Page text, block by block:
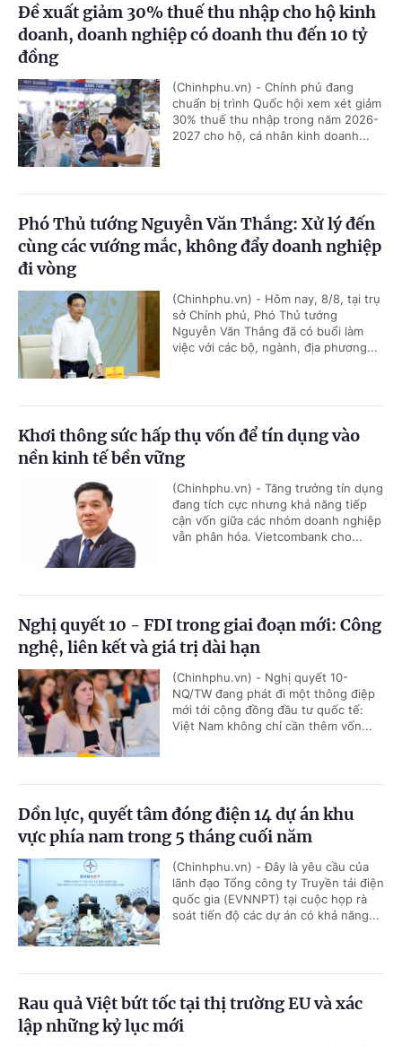
Đề xuất giảm 30% thuế thu nhập cho hộ kinh
doanh, doanh nghiệp có doanh thu đến 10 tỷ
đồng
(Chinhphu.vn) - Chính phủ đang
chuẩn bị trình Quốc hội xem xét giảm
30% thuế thu nhập trong năm 2026-
2027 cho hộ, cá nhân kinh doanh...
Phó Thủ tướng Nguyễn Văn Thắng: Xử lý đến
cùng các vướng mắc, không đẩy doanh nghiệp
đi vòng
(Chinhphu.vn) - Hôm nay, 8/8, tại trụ
sở Chính phủ, Phó Thủ tướng
Nguyễn Văn Thắng đã có buổi làm
việc với các bộ, ngành, địa phương...
Khơi thông sức hấp thụ vốn để tín dụng vào
nền kinh tế bền vững
(Chinhphu.vn) - Tăng trưởng tín dụng
đang tích cực nhưng khả năng tiếp
cận vốn giữa các nhóm doanh nghiệp
vẫn phân hóa. Vietcombank cho...
Nghị quyết 10 - FDI trong giai đoạn mới: Công
nghệ, liên kết và giá trị dài hạn
(Chinhphu.vn) - Nghị quyết 10-
NQ/TW đang phát đi một thông điệp
mới tới cộng đồng đầu tư quốc tế:
Việt Nam không chỉ cần thêm vốn...
Dồn lực, quyết tâm đóng điện 14 dự án khu
vực phía nam trong 5 tháng cuối năm
(Chinhphu.vn) - Đây là yêu cầu của
lãnh đạo Tổng công ty Truyền tải điện
quốc gia (EVNNPT) tại cuộc họp rà
soát tiến độ các dự án có khả năng...
Rau quả Việt bứt tốc tại thị trường EU và xác
lập những kỷ lục mới